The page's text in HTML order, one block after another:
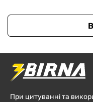
При цитуванні та